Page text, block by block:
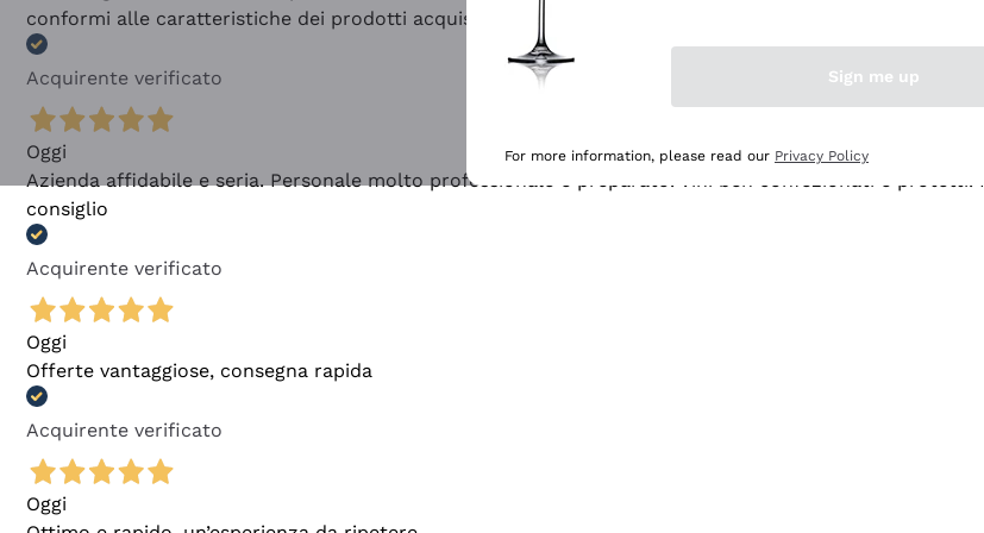
conformi alle caratteristiche dei prodotti acquistati
Acquirente verificato
Oggi
Azienda affidabile e seria. Personale molto professionale e preparato. Vini ben confezionati e
consiglio
Acquirente verificato
Oggi
Offerte vantaggiose, consegna rapida
Acquirente verificato
Oggi
Sign me up
For more information, please read our Privacy Policy